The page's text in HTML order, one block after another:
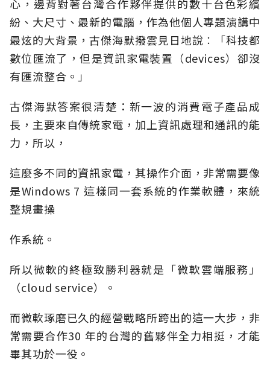
心，邊背對著台灣合作夥伴提供的數十台色彩繽
紛、大尺寸、最新的電腦，作為他個人專題演講中
最炫的大背景，古傑海默撥雲見日地說︰「科技都
數位匯流了，但是資訊家電裝置（devices）卻沒
有匯流整合。」
古傑海默答案很清楚：新一波的消費電子產品成
長，主要來自傳統家電，加上資訊處理和通訊的能
力，所以，
這麼多不同的資訊家電，其操作介面，非常需要像
是Windows 7 這樣同一套系統的作業軟體，來統
整規畫操
作系統。
所以微軟的終極致勝利器就是「微軟雲端服務」
（cloud service）。
而微軟琢磨已久的經營戰略所跨出的這一大步，非
常需要合作30 年的台灣的舊夥伴全力相挺，才能
畢其功於一役。